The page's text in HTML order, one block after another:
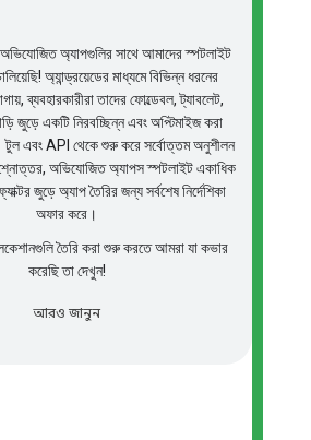
অ্যাপগুলির সাথে আমাদের স্পটলাইট
অ্যান্ড্রয়েডের মাধ্যমে বিভিন্ন ধরনের
ব্যবহারকারীরা তাদের ফোল্ডেবল, ট্যাবলেট,
জুড়ে একটি নিরবচ্ছিন্ন এবং অপ্টিমাইজ করা
এবং API থেকে শুরু করে সর্বোত্তম অনুশীলন
অভিযোজিত অ্যাপস স্পটলাইট একাধিক
জুড়ে অ্যাপ তৈরির জন্য সর্বশেষ নির্দেশিকা
অফার করে।
তৈরি করা শুরু করতে আমরা যা কভার
করেছি তা দেখুন!
আরও জানুন